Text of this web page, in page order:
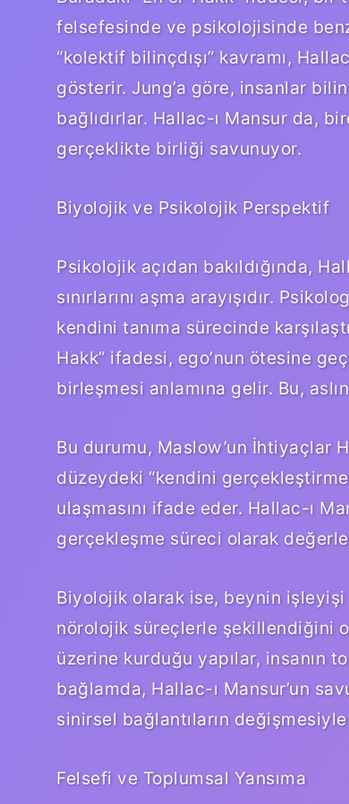
felsefesinde ve psikolojisinde
“kolektif bilinçdışı” kavramı,
gösterir. Jung’a göre, insanlar
bağlıdırlar. Hallac-ı Mansur da,
gerçeklikte birliği savunuyor.
Biyolojik ve Psikolojik Perspektif
Psikolojik açıdan bakıldığında,
sınırlarını aşma arayışıdır.
kendini tanıma sürecinde
Hakk” ifadesi, ego’nun ötesine
birleşmesi anlamına gelir. Bu,
Bu durumu, Maslow’un İhtiyaçlar
düzeydeki “kendini
ulaşmasını ifade eder. Hallac-ı
gerçekleşme süreci olarak
Biyolojik olarak ise, beynin işleyişi
nörolojik süreçlerle şekillendiğini
üzerine kurduğu yapılar, insanın
bağlamda, Hallac-ı Mansur’un
sinirsel bağlantıların
Felsefi ve Toplumsal Yansıma